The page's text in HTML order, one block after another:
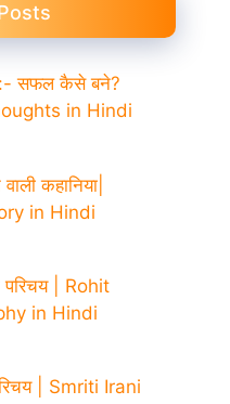
:- सफल कैसे बने?
in Hindi
कहानिया|
in Hindi
परिचय | Rohit
in Hindi
| Smriti Irani